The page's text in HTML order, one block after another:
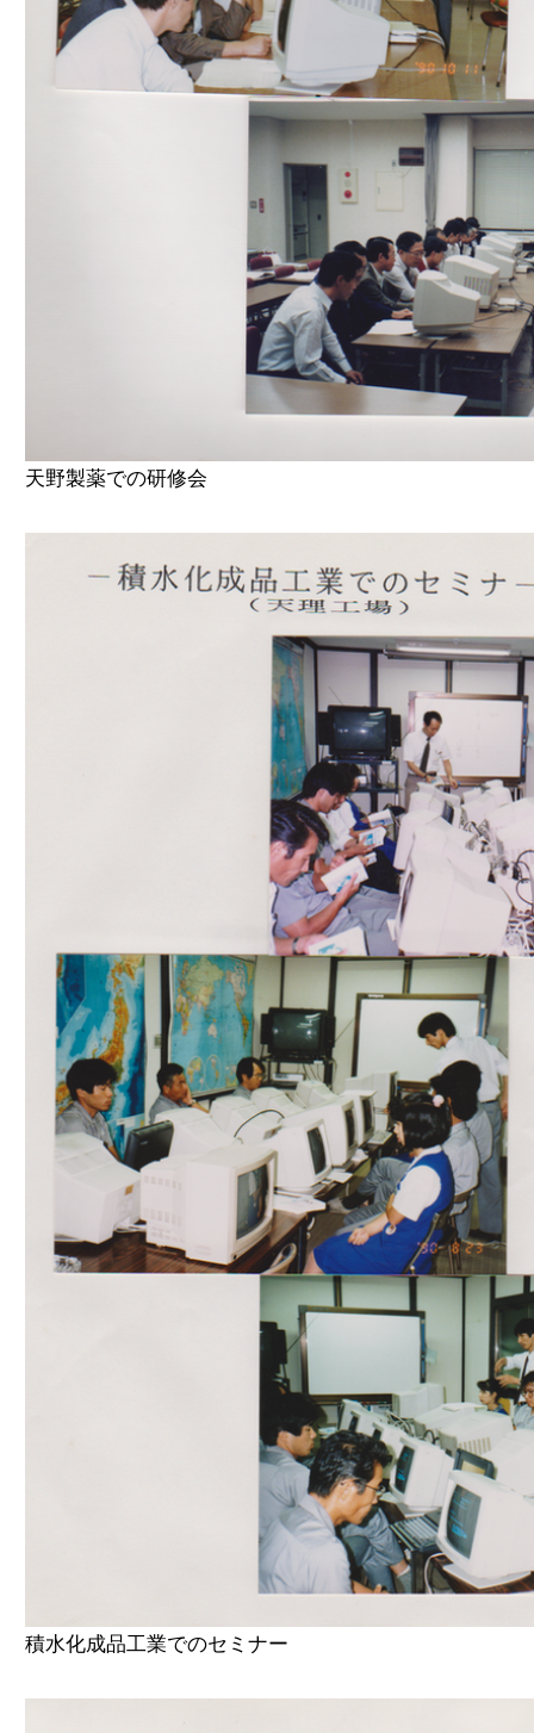
天野製薬での研修会
積水化成品工業でのセミナー